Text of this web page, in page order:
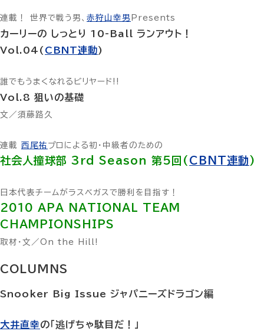
連載！ 世界で戦う男、 赤狩山幸男 Presents
カーリーの しっとり 10-Ball ランアウト！
Vol.04( CBNT連動)
誰でもうまくなれるビリヤード!!
Vol.8 狙いの基礎
文／須藤路久
連載 西尾祐 プロによる初・中級者のための
社会人撞球部 3rd Season 第5回( CBNT連動 )
日本代表チームがラスベガスで勝利を目指す！
2010 APA NATIONAL TEAM
CHAMPIONSHIPS
取材・文／On the Hill!
COLUMNS
Snooker Big Issue ジャパニーズドラゴン編
大井直幸の「逃げちゃ駄目だ！」